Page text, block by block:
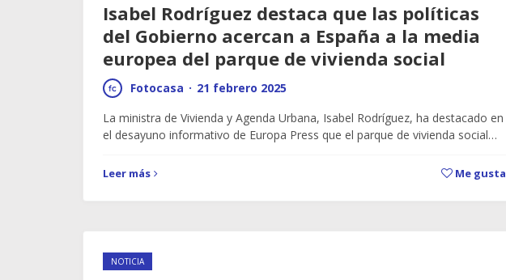
Isabel Rodríguez destaca que las políticas
del Gobierno acercan a España a la media
europea del parque de vivienda social
Fotocasa · 21 febrero 2025
La ministra de Vivienda y Agenda Urbana, Isabel Rodríguez, ha destacado en
el desayuno informativo de Europa Press que el parque de vivienda social…
Leer más Me gusta
NOTICIA